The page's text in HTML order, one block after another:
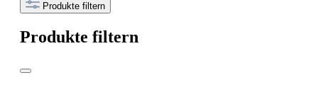
Produkte filtern
Produkte filtern